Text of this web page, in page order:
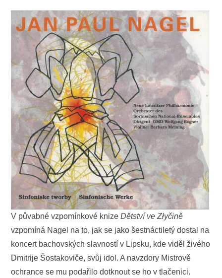
V půvabné vzpomínkové knizeDětství ve Złyčině
vzpomíná Nagel na to, jak se jako šestnáctiletý dostal na
koncert bachovských slavností v Lipsku, kde viděl živého
Dmitrije Šostakoviče, svůj idol. A navzdory Mistrově
ochrance se mu podařilo dotknout se ho v tlačenici.